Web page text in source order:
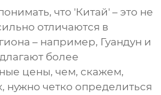
что 'Китай' – это не
отличаются в
– например, Гуандун и
более
цены, чем, скажем,
нужно четко определиться